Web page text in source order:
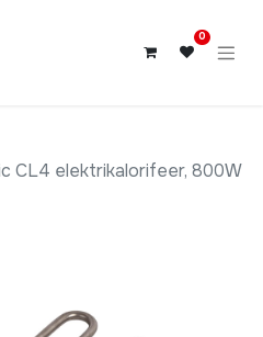
0
CL4 elektrikalorifeer, 800W